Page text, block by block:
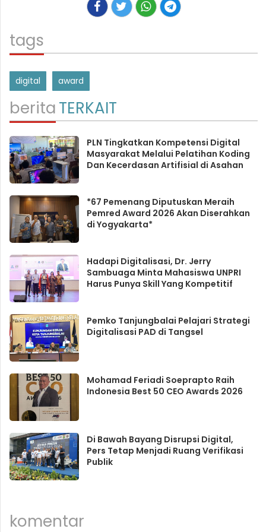
tags
digital award
beritaTERKAIT
PLN Tingkatkan Kompetensi Digital
Masyarakat Melalui Pelatihan Koding
Dan Kecerdasan Artifisial di Asahan
*67 Pemenang Diputuskan Meraih
Pemred Award 2026 Akan Diserahkan
di Yogyakarta*
Hadapi Digitalisasi, Dr. Jerry
Sambuaga Minta Mahasiswa UNPRI
Harus Punya Skill Yang Kompetitif
Pemko Tanjungbalai Pelajari Strategi
Digitalisasi PAD di Tangsel
Mohamad Feriadi Soeprapto Raih
Indonesia Best 50 CEO Awards 2026
Di Bawah Bayang Disrupsi Digital,
Pers Tetap Menjadi Ruang Verifikasi
Publik
komentar